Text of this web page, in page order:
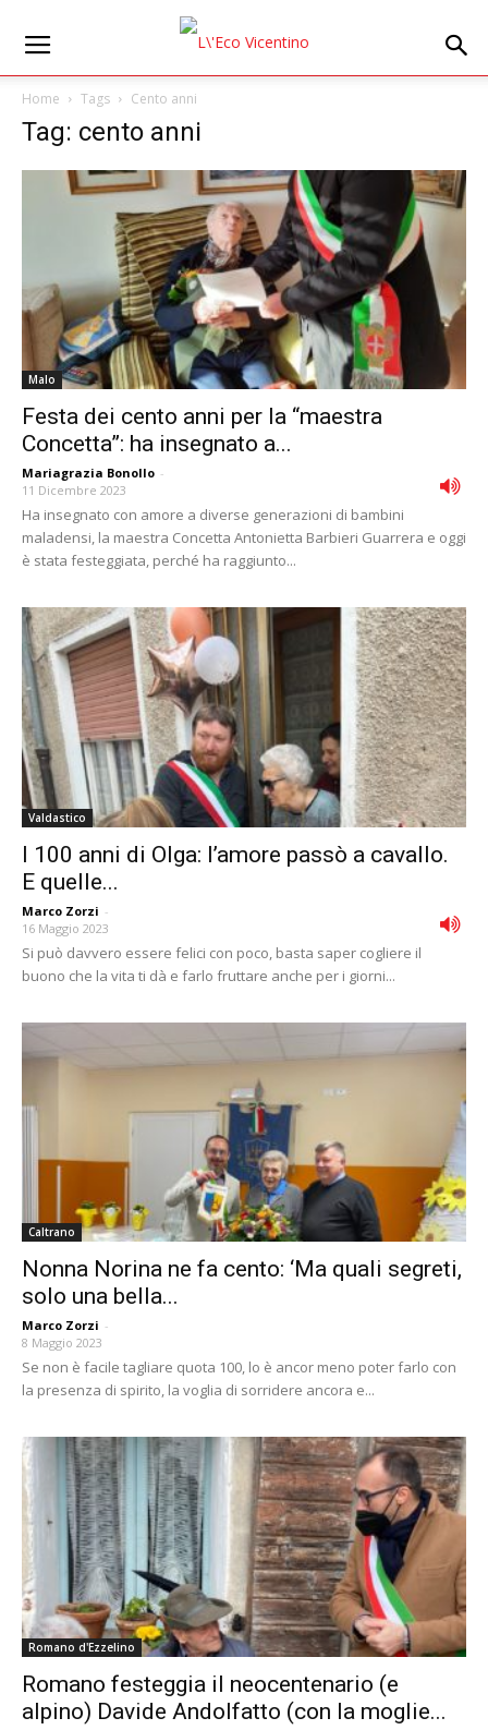
Home Tags Cento anni
Tag: cento anni
Malo
Festa dei cento anni per la “maestra
Concetta”: ha insegnato a...
Mariagrazia Bonollo -
11 Dicembre 2023
Ha insegnato con amore a diverse generazioni di bambini
maladensi, la maestra Concetta Antonietta Barbieri Guarrera e oggi
è stata festeggiata, perché ha raggiunto...
Valdastico
I 100 anni di Olga: l’amore passò a cavallo.
E quelle...
Marco Zorzi -
16 Maggio 2023
Si può davvero essere felici con poco, basta saper cogliere il
buono che la vita ti dà e farlo fruttare anche per i giorni...
Caltrano
Nonna Norina ne fa cento: ‘Ma quali segreti,
solo una bella...
Marco Zorzi -
8 Maggio 2023
Se non è facile tagliare quota 100, lo è ancor meno poter farlo con
la presenza di spirito, la voglia di sorridere ancora e...
Romano d'Ezzelino
Romano festeggia il neocentenario (e
alpino) Davide Andolfatto (con la moglie...